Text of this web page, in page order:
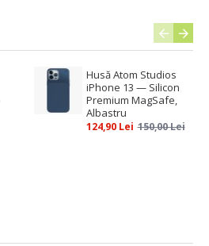
Husă Atom Studios
iPhone 13 — Silicon
Premium MagSafe,
Albastru
124,90 Lei 150,00 Lei